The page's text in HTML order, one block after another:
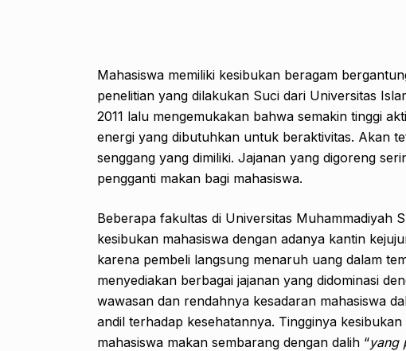
Mahasiswa memiliki kesibukan beragam
penelitian yang dilakukan Suci dari Universitas
2011 lalu mengemukakan bahwa semakin tinggi
energi yang dibutuhkan untuk beraktivitas. Akan
senggang yang dimiliki. Jajanan yang digoreng
pengganti makan bagi mahasiswa.
Beberapa fakultas di Universitas Muhammadiyah
kesibukan mahasiswa dengan adanya kantin
karena pembeli langsung menaruh uang dalam
menyediakan berbagai jajanan yang didominasi
wawasan dan rendahnya kesadaran mahasiswa
andil terhadap kesehatannya. Tingginya
mahasiswa makan sembarang dengan dalih “yang